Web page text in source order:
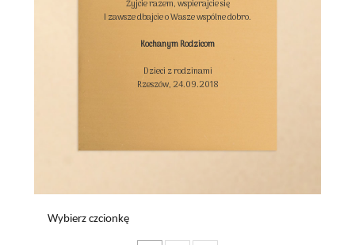
Żyjcie razem, wspierajcie się
I zawsze dbajcie o Wasze wspólne dobro.
Kochanym Rodzicom
Dzieci z rodzinami
Rzeszów, 24.09.2018
Wybierz czcionkę